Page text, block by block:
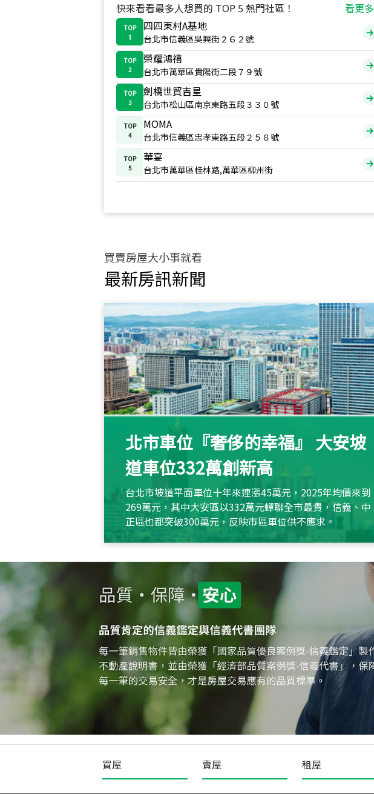
快來看看最多人想買的 TOP 5 熱門社區！ 看更多
TOP
1
四四東村A基地
台北市信義區吳興街２６２號
TOP
2
榮耀鴻禧
台北市萬華區貴陽街二段７９號
TOP
3
劍橋世貿吉星
台北市松山區南京東路五段３３０號
TOP
4
MOMA
台北市信義區忠孝東路五段２５８號
TOP
5
華宴
台北市萬華區桂林路,萬華區柳州街
買賣房屋大小事就看
最新房訊新聞
北市車位『奢侈的幸福』 大安坡
道車位332萬創新高
台北市坡道平面車位十年來連漲45萬元，2025年均價來到
269萬元，其中大安區以332萬元蟬聯全市最貴，信義、中
正區也都突破300萬元，反映市區車位供不應求。
買屋 賣屋 租屋